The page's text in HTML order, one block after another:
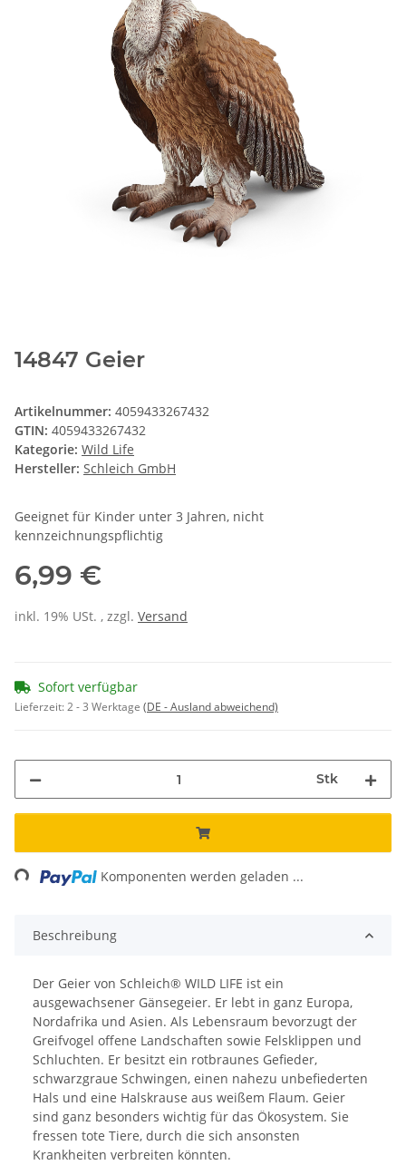
14847 Geier
Artikelnummer: 4059433267432
GTIN: 4059433267432
Kategorie: Wild Life
Hersteller: Schleich GmbH
Geeignet für Kinder unter 3 Jahren, nicht
kennzeichnungspflichtig
6,99 €
inkl. 19% USt. , zzgl. Versand
Sofort verfügbar
Lieferzeit:2 - 3 Werktage (DE - Ausland abweichend)
Stk
Loading... Komponenten werden geladen ...
Beschreibung
Der Geier von Schleich® WILD LIFE ist ein
ausgewachsener Gänsegeier. Er lebt in ganz Europa,
Nordafrika und Asien. Als Lebensraum bevorzugt der
Greifvogel offene Landschaften sowie Felsklippen und
Schluchten. Er besitzt ein rotbraunes Gefieder,
schwarzgraue Schwingen, einen nahezu unbefiederten
Hals und eine Halskrause aus weißem Flaum. Geier
sind ganz besonders wichtig für das Ökosystem. Sie
fressen tote Tiere, durch die sich ansonsten
Krankheiten verbreiten könnten.